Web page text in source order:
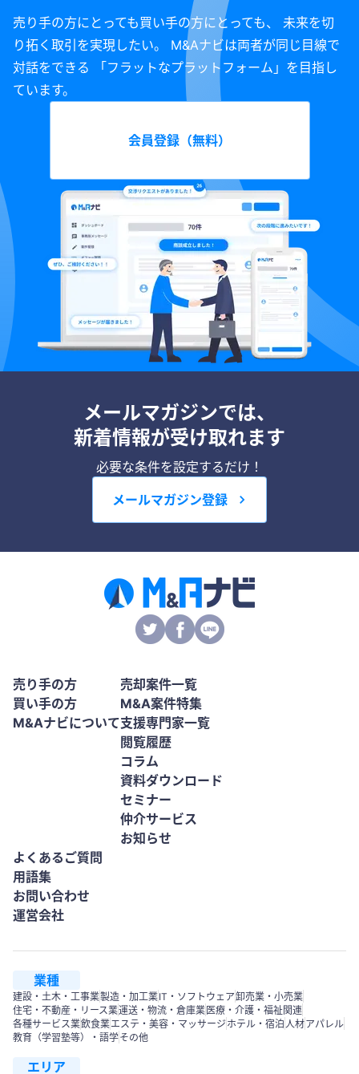
売り手の方にとっても買い手の方にとっても、 未来を切
り拓く取引を実現したい。 M&Aナビは両者が同じ目線で
対話をできる 「フラットなプラットフォーム」を目指し
ています。
会員登録（無料）
メールマガジンでは、
新着情報が受け取れます
必要な条件を設定するだけ！
メールマガジン登録
売り手の方
買い手の方
M&Aナビについて
売却案件一覧
M&A案件特集
支援専門家一覧
閲覧履歴
コラム
資料ダウンロード
セミナー
仲介サービス
お知らせ
よくあるご質問
用語集
お問い合わせ
運営会社
業種
建設・土木・工事業製造・加工業IT・ソフトウェア卸売業・小売業
住宅・不動産・リース業運送・物流・倉庫業医療・介護・福祉関連
各種サービス業飲食業エステ・美容・マッサージ ホテル・宿泊 人材アパレル
教育（学習塾等）・語学その他
エリア